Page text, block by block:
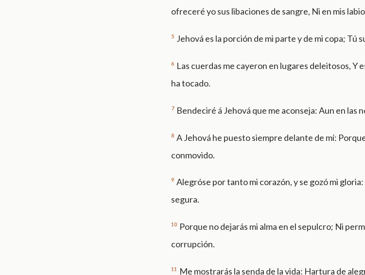
ofreceré yo sus libaciones de sangre, Ni en mis
5 Jehová es la porción de mi parte y de mi copa; Tú
6 Las cuerdas me cayeron en lugares deleitosos, Y
ha tocado.
7 Bendeciré á Jehová que me aconseja: Aun en las
8 A Jehová he puesto siempre delante de mí:
conmovido.
9 Alegróse por tanto mi corazón, y se gozó mi
segura.
10 Porque no dejarás mi alma en el sepulcro; Ni
corrupción.
11 Me mostrarás la senda de la vida: Hartura de